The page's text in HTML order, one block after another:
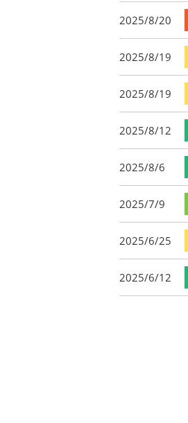
2025/8/20
2025/8/19
2025/8/19
2025/8/12
2025/8/6
2025/7/9
2025/6/25
2025/6/12